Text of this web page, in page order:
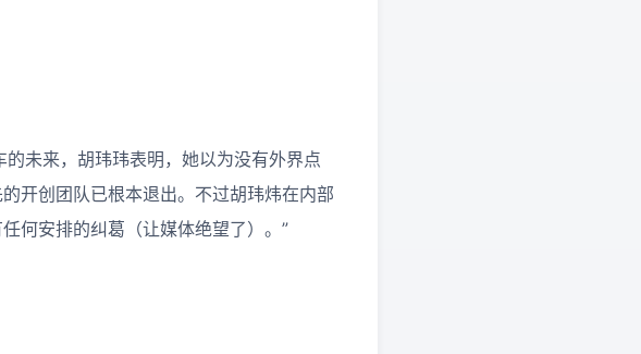
未来，胡玮玮表明，她以为没有外界点
开创团队已根本退出。不过胡玮炜在内部
何安排的纠葛（让媒体绝望了）。”